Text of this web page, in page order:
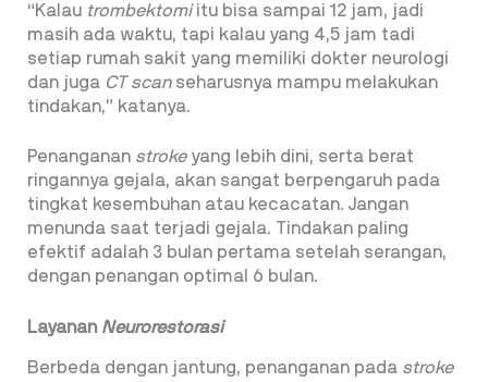
“Kalau trombektomiitu bisa sampai 12 jam, jadi
masih ada waktu, tapi kalau yang 4,5 jam tadi
setiap rumah sakit yang memiliki dokter neurologi
dan juga CT scanseharusnya mampu melakukan
tindakan,” katanya.
Penanganan strokeyang lebih dini, serta berat
ringannya gejala, akan sangat berpengaruh pada
tingkat kesembuhan atau kecacatan. Jangan
menunda saat terjadi gejala. Tindakan paling
efektif adalah 3 bulan pertama setelah serangan,
dengan penangan optimal 6 bulan.
Layanan Neurorestorasi
Berbeda dengan jantung, penanganan pada stroke